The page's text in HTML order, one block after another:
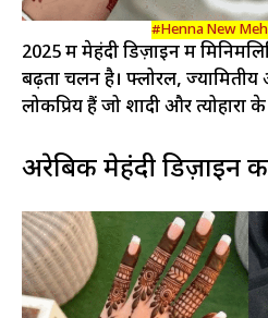
#Henna New
2025 में मेहंदी डिज़ाइन में
बढ़ता चलन है। फ्लोरल,
लोकप्रिय हैं जो शादी और त्योहारों
अरेबिक मेहंदी डिज़ाइन